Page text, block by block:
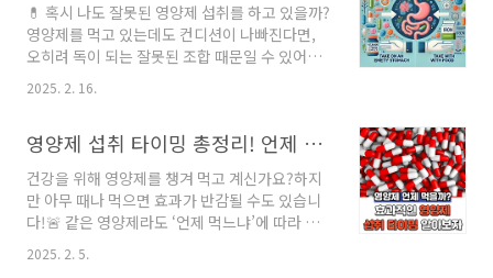
💊 혹시 나도 잘못된 영양제 섭취를 하고 있을까?
영양제를 먹고 있는데도 컨디션이 나빠진다면,
오히려 독이 되는 잘못된 조합 때문일 수 있어요!
😨칼슘과 철분, 비타민C와 비타민B12, 마그네
슘과 아연 같이 함께 먹으면 안 되는 조합이 있다
하는 방법과 위험한 조합을 알려드릴게요. 건강
을 지키려면 꼭 읽어보세요! 💡❌ 1. 함께 먹으면
독이 되는 영양제 조합영양소 간의 상호작용은
우리 몸에서 매우 중요한 역할을 합니다. 하지만
어떤 조합은 흡수를 방해하거나 부작용을 일으킬
수 있습니다.칼슘 + 철분: 칼슘이 철분의 흡수를
2025. 2. 16.
영양제 섭취 타이밍 총정리! 언제 먹어야 효과적일까?
건강을 위해 영양제를 챙겨 먹고 계신가요?하지
만 아무 때나 먹으면 효과가 반감될 수도 있습니
다!🚨 같은 영양제라도 ‘언제 먹느냐’에 따라 흡
수율과 효능이 달라진다는 사실, 알고 계셨나요?
오늘은 유산균부터 비타민, 오메가3, 마그네슘까
2025. 2. 5.